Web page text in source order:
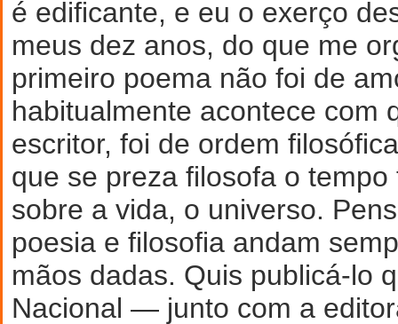
é edificante, e eu o exerço
meus dez anos, do que me
primeiro poema não foi de
habitualmente acontece com
escritor, foi de ordem
que se preza filosofa o
sobre a vida, o universo.
poesia e filosofia andam
mãos dadas. Quis publicá-lo
Nacional — junto com a